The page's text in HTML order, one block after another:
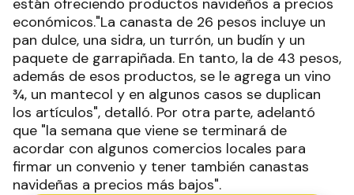
están ofreciendo productos navideños a precios
económicos."La canasta de 26 pesos incluye un
pan dulce, una sidra, un turrón, un budín y un
paquete de garrapiñada. En tanto, la de 43 pesos,
además de esos productos, se le agrega un vino
¾, un mantecol y en algunos casos se duplican
los artículos", detalló. Por otra parte, adelantó
que "la semana que viene se terminará de
acordar con algunos comercios locales para
firmar un convenio y tener también canastas
navideñas a precios más bajos".